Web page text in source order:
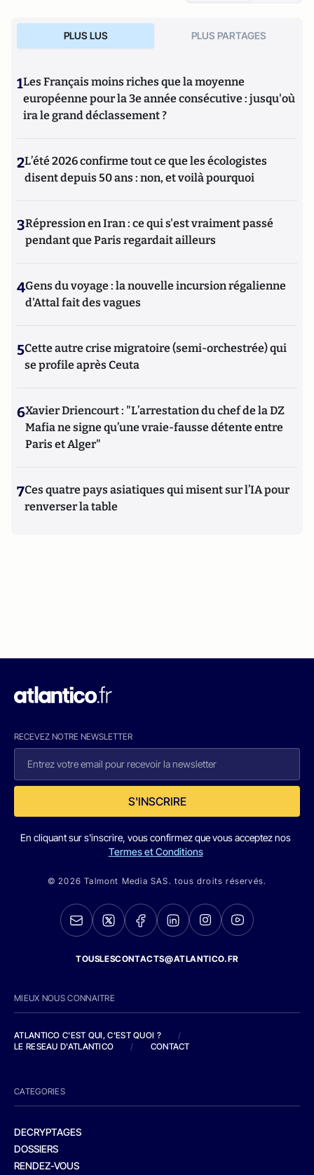
PLUS LUS PLUS PARTAGES
1Les Français moins riches que la moyenne
européenne pour la 3e année consécutive : jusqu'où
ira le grand déclassement ?
2L’été 2026 confirme tout ce que les écologistes
disent depuis 50 ans : non, et voilà pourquoi
3Répression en Iran : ce qui s'est vraiment passé
pendant que Paris regardait ailleurs
4Gens du voyage : la nouvelle incursion régalienne
d'Attal fait des vagues
5Cette autre crise migratoire (semi-orchestrée) qui
se profile après Ceuta
6Xavier Driencourt : "L’arrestation du chef de la DZ
Mafia ne signe qu’une vraie-fausse détente entre
Paris et Alger"
7Ces quatre pays asiatiques qui misent sur l’IA pour
renverser la table
RECEVEZ NOTRE NEWSLETTER
S'INSCRIRE
En cliquant sur s'inscrire, vous confirmez que vous acceptez nos
Termes et Conditions
© 2026 Talmont Media SAS. tous droits réservés.
TOUSLESCONTACTS@ATLANTICO.FR
MIEUX NOUS CONNAITRE
ATLANTICO C'EST QUI, C'EST QUOI ?
/
LE RESEAU D'ATLANTICO
/ CONTACT
CATEGORIES
DECRYPTAGES
DOSSIERS
RENDEZ-VOUS